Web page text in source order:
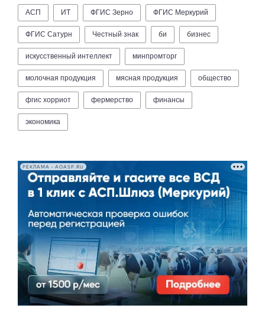
АСП ИТ ФГИС Зерно ФГИС Меркурий
ФГИС Сатурн Честный знак би бизнес
искусственный интеллект минпромторг
молочная продукция мясная продукция общество
фгис хорриот фермерство финансы
экономика
РЕКЛАМА • AOASP.RU